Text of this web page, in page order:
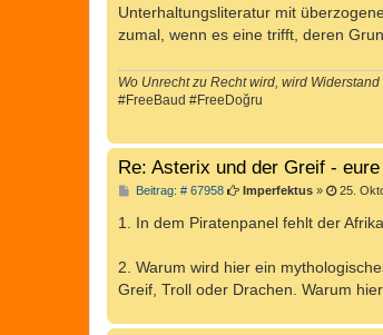
i
t
r
Unterhaltungsliteratur mit
zumal, wenn es eine trifft, deren
Wo Unrecht zu Recht wird, wird Widerstand
#FreeBaud #FreeDoğru
Re: Asterix und der Greif -
Beitrag: # 67958B
i
t
a
g
Imperfektus» 25.
1. In dem Piratenpanel fehlt der
2. Warum wird hier ein
Greif, Troll oder Drachen. Warum